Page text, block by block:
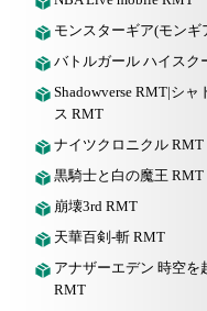
モンスターギア(モンギ
バトルガール ハイスク
Shadowverse RMT|シャ
ス RMT
ナイツクロニクル RMT
黒騎士と白の魔王 RMT
崩壊3rd RMT
天華百剣-斬 RMT
アナザーエデン 時空を
RMT